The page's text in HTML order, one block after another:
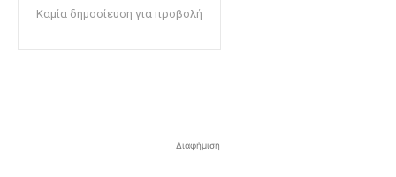
Καμία δημοσίευση για προβολή
Διαφήμιση